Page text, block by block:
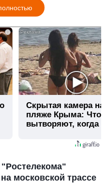
Скрытая камера на
пляже Крыма: Что
вытворяют, когда
московской трассе